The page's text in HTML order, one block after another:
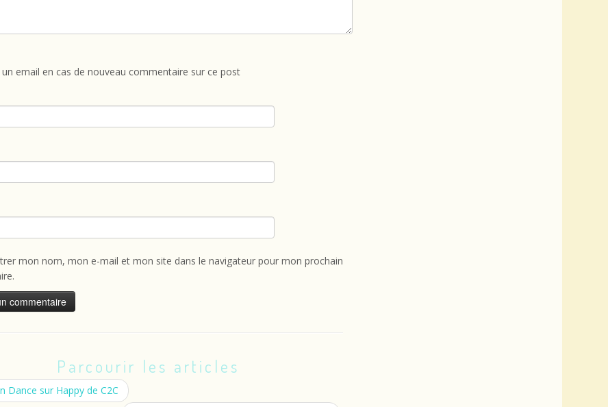
email en cas de nouveau commentaire sur ce post
mon nom, mon e-mail et mon site dans le navigateur pour mon prochain
Parcourir les articles
Dance sur Happy de C2C